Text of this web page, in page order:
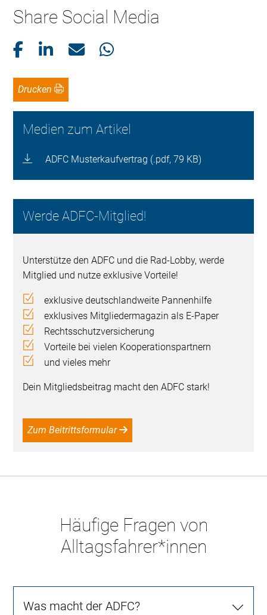
Share Social Media
Drucken
Medien zum Artikel
ADFC Musterkaufvertrag (.pdf, 79 KB)
Werde ADFC-Mitglied!
Unterstütze den ADFC und die Rad-Lobby, werde
Mitglied und nutze exklusive Vorteile!
exklusive deutschlandweite Pannenhilfe
exklusives Mitgliedermagazin als E-Paper
Rechtsschutzversicherung
Vorteile bei vielen Kooperationspartnern
und vieles mehr
Dein Mitgliedsbeitrag macht den ADFC stark!
Zum Beitrittsformular
Häufige Fragen von
Alltagsfahrer*innen
Was macht der ADFC?